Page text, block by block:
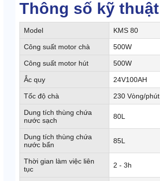
Thông số kỹ thuật
Model KMS 80
Công suất motor chà 500W
Công suất motor hút 500W
Ắc quy 24V100AH
Tốc độ chà 230 Vòng/phút
Dung tích thùng chứa
nước sạch
80L
Dung tích thùng chứa
nước bẩn
85L
Thời gian làm việc liên
tục
2 - 3h